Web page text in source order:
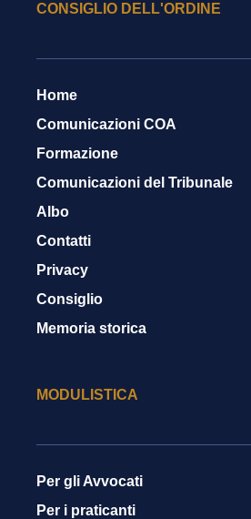
CONSIGLIO DELL'ORDINE
Home
Comunicazioni COA
Formazione
Comunicazioni del Tribunale
Albo
Contatti
Privacy
Consiglio
Memoria storica
MODULISTICA
Per gli Avvocati
Per i praticanti